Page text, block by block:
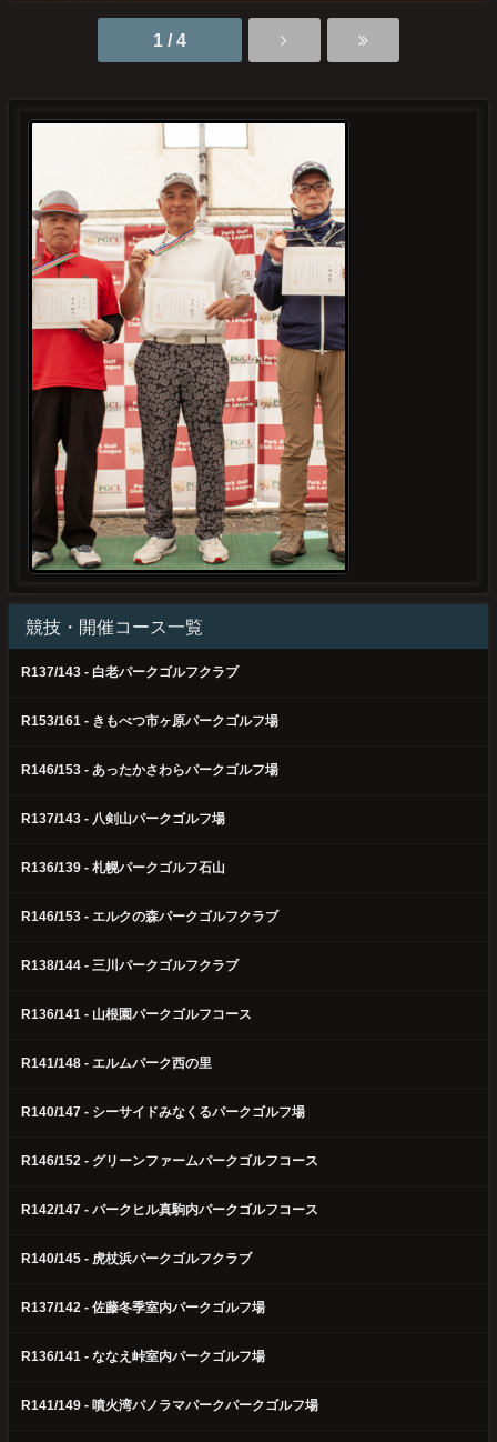
1 / 4
競技・開催コース一覧
R137/143 - 白老パークゴルフクラブ
R153/161 - きもべつ市ヶ原パークゴルフ場
R146/153 - あったかさわらパークゴルフ場
R137/143 - 八剣山パークゴルフ場
R136/139 - 札幌パークゴルフ石山
R146/153 - エルクの森パークゴルフクラブ
R138/144 - 三川パークゴルフクラブ
R136/141 - 山根園パークゴルフコース
R141/148 - エルムパーク西の里
R140/147 - シーサイドみなくるパークゴルフ場
R146/152 - グリーンファームパークゴルフコース
R142/147 - パークヒル真駒内パークゴルフコース
R140/145 - 虎杖浜パークゴルフクラブ
R137/142 - 佐藤冬季室内パークゴルフ場
R136/141 - ななえ峠室内パークゴルフ場
R141/149 - 噴火湾パノラマパークパークゴルフ場